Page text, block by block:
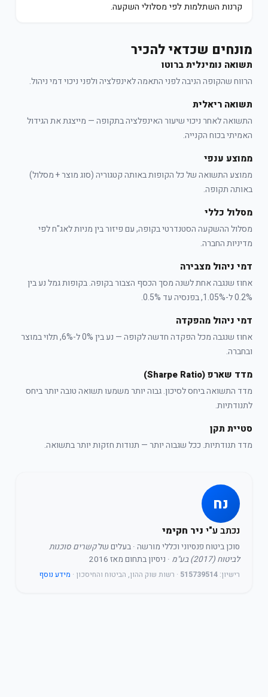
קרנות השתלמות לפי מסלולי השקעה.
מונחים שכדאי להכיר
תשואה נומינלית ברוטו
הרווח שהקופה הניבה לפני התאמה לאינפלציה ולפני ניכוי דמי ניהול.
תשואה ריאלית
התשואה לאחר ניכוי שיעור האינפלציה בתקופה — מייצגת את הגידול
האמיתי בכוח הקנייה.
ממוצע ענפי
ממוצע התשואה של כל הקופות באותה קטגוריה (סוג מוצר + מסלול)
באותה תקופה.
מסלול כללי
מסלול ההשקעה הסטנדרטי בקופה, עם פיזור בין מניות לאג"ח לפי
מדיניות החברה.
דמי ניהול מצבירה
אחוז שנגבה אחת לשנה מסך הכסף הצבור בקופה. בקופות גמל נע בין
0.2% ל-1.05%, בפנסיה עד 0.5%.
דמי ניהול מהפקדה
אחוז שנגבה מכל הפקדה חדשה לקופה — נע בין 0% ל-6%, תלוי במוצר
ובחברה.
מדד שארפ (Sharpe Ratio)
מדד התשואה ביחס לסיכון. גבוה יותר משמעו תשואה טובה יותר ביחס
לתנודתיות.
סטיית תקן
מדד תנודתיות. ככל שגבוה יותר — תנודות חזקות יותר בתשואה.
נח
נכתב ע"י ניר חקימי
סוכן ביטוח פנסיוני וכללי מורשה · בעלים שלקשרים סוכנות
לביטוח (2017) בע"מ
· ניסיון בתחום מאז 2016
רישיון: 515739514 · רשות שוק ההון, הביטוח והחיסכון · מידע נוסף